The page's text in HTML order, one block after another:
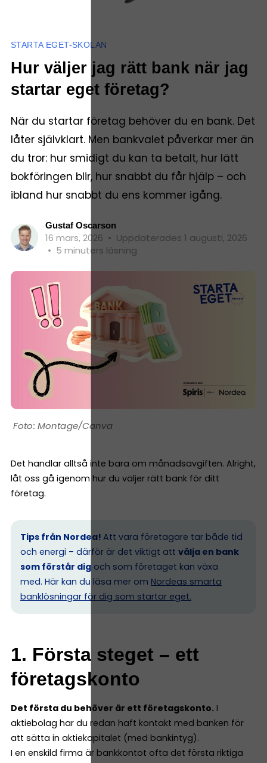
STARTA EGET-SKOLAN
Hur väljer jag rätt bank när jag
startar eget företag?
När du startar företag behöver du en bank. Det
låter självklart. Men bankvalet påverkar mer än
du tror: hur smidigt du kan ta betalt, hur lätt
bokföringen blir, hur snabbt du får hjälp – och
ibland hur snabbt du ens kommer igång.
Gustaf Oscarson
16 mars, 2026 • Uppdaterades 1 augusti, 2026
• 5 minuters läsning
Montage/Canva
Det handlar alltså inte bara om månadsavgiften. Alright,
låt oss gå igenom hur du väljer rätt bank för ditt
företag.
Tips från Nordea! Att vara företagare tar både tid
och energi – därför är det viktigt att välja en bank
som förstår dig och som företaget kan växa
med. Här kan du läsa mer om Nordeas smarta
banklösningar för dig som startar eget.
1. Första steget – ett
företagskonto
Det första du behöver är ett företagskonto. I
aktiebolag har du redan haft kontakt med banken för
att sätta in aktiekapitalet (med bankintyg).
I en enskild firma är bankkontot ofta det första riktiga